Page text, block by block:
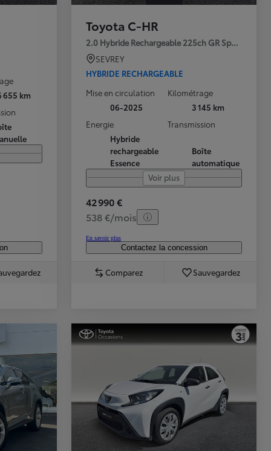
655 km
Toyota C-HR
2.0 Hybride Rechargeable 225ch GR Sport
SEVREY
HYBRIDE RECHARGEABLE
Mise en circulation
06-2025
Kilométrage
3 145 km
Energie
Hybride
rechargeable
Essence
Transmission
Boîte
automatique
Voir plus
42 990 €
538 €/mois
En savoir plus
Contactez la concession
Comparez Sauvegardez